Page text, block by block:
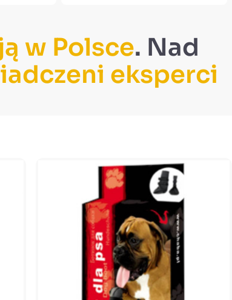
w Polsce. Nad
eksperci